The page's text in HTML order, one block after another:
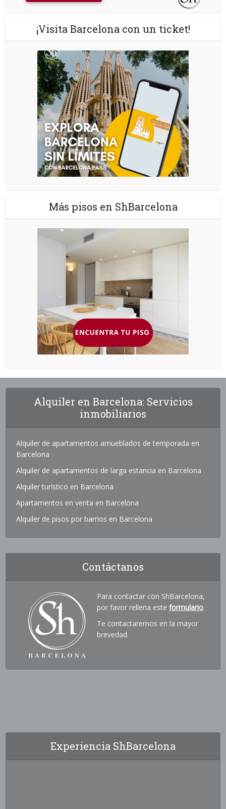
¡Visita Barcelona con un ticket!
Más pisos en ShBarcelona
Alquiler en Barcelona: Servicios
inmobiliarios
Alquiler de apartamentos amueblados de temporada en
Barcelona
Alquiler de apartamentos de larga estancia en Barcelona
Alquiler turístico en Barcelona
Apartamentos en venta en Barcelona
Alquiler de pisos por barrios en Barcelona
Contáctanos
Para contactar con ShBarcelona,
por favor rellena esteformulario.
Te contactaremos en la mayor
brevedad.
Experiencia ShBarcelona